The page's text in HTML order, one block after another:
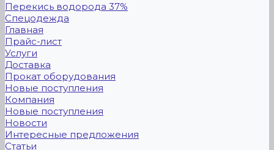
Перекись водорода 37%
Спецодежда
Главная
Прайс-лист
Услуги
Доставка
Прокат оборудования
Новые поступления
Компания
Новые поступления
Новости
Интересные предложения
Статьи